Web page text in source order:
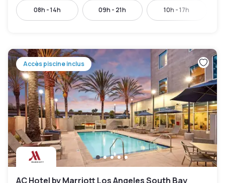
08h - 14h 09h - 21h 10h - 17h
Accès piscine inclus
AC Hotel by Marriott Los Angeles South Bay